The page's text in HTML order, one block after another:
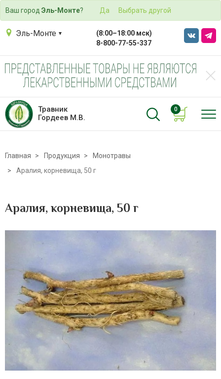
Ваш город Эль-Монте? Да Выбрать другой
Эль-Монте
8-800-77-55-337
(8:00–18:00 мск)
Травник
Гордеев М.В.
0
Главная Продукция
Монотравы
Аралия, корневища, 50 г
Аралия, корневища, 50 г